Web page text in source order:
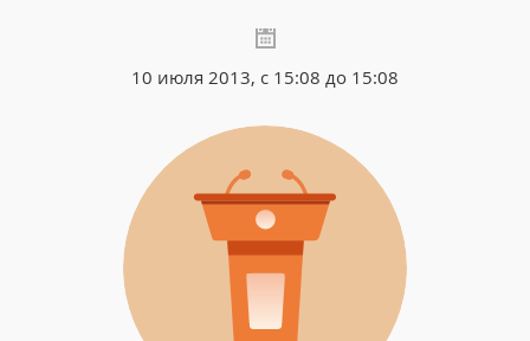
10 июля 2013, с 15:08 до 15:08